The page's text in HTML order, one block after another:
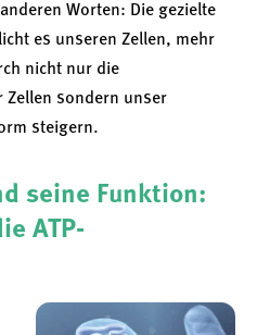
Worten: Die gezielte
es unseren Zellen, mehr
nicht nur die
Zellen sondern unser
steigern.
seine Funktion:
ATP-